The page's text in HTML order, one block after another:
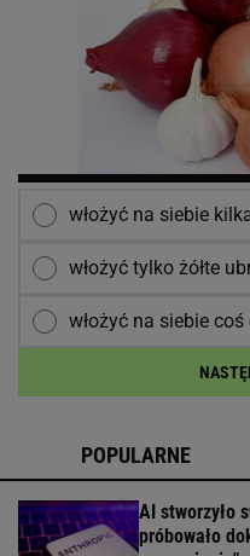
włożyć na siebie
włożyć tylko żółte
włożyć na siebie
POPULARNE
AI stworzyło
próbowało